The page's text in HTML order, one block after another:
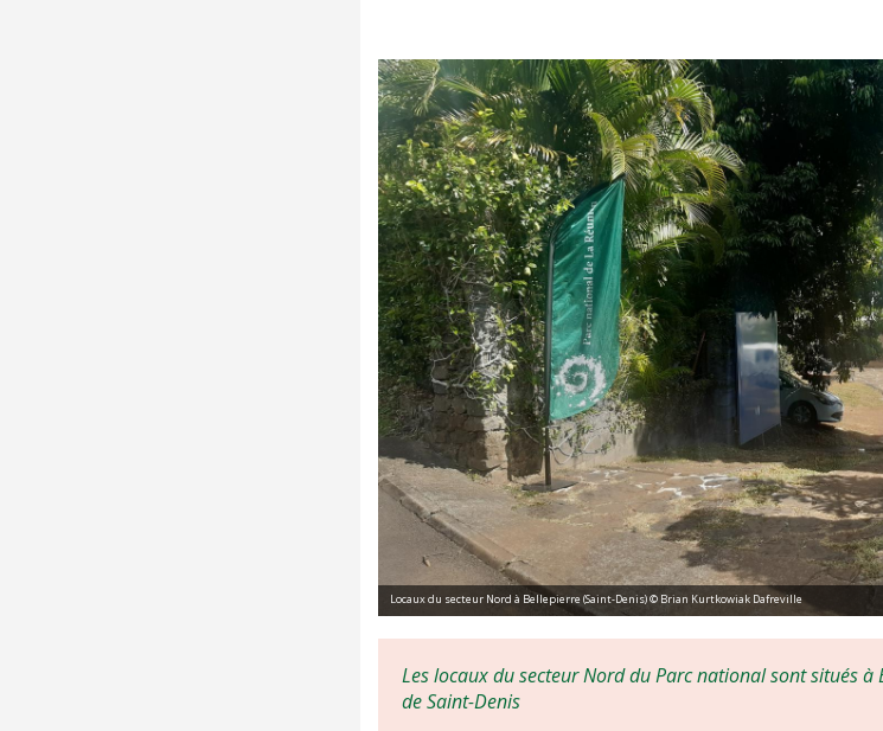
Locaux du secteur Nord à Bellepierre (Saint-Denis) © Brian Kurtkowiak Dafreville
Les locaux du secteur Nord du Parc national sont situés
de Saint-Denis